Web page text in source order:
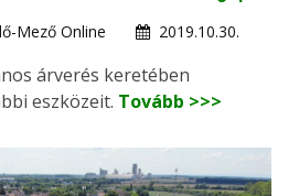
Mező Online
2019.10.30.
árverés keretében
eszközeit. Tovább >>>